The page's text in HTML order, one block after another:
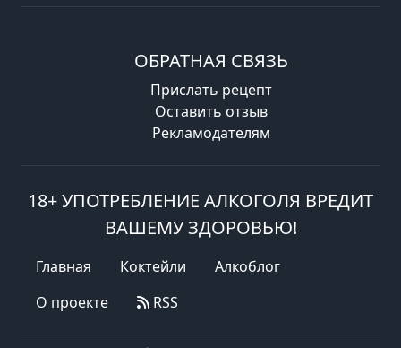
ОБРАТНАЯ СВЯЗЬ
Прислать рецепт
Оставить отзыв
Рекламодателям
18+ УПОТРЕБЛЕНИЕ АЛКОГОЛЯ ВРЕДИТ
ВАШЕМУ ЗДОРОВЬЮ!
Главная Коктейли
Алкоблог
О проекте
RSS